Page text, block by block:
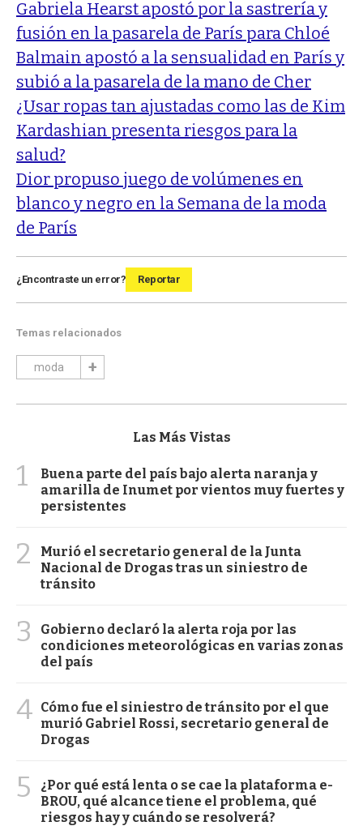
Gabriela Hearst apostó por la sastrería y
fusión en la pasarela de París para Chloé
Balmain apostó a la sensualidad en París y
subió a la pasarela de la mano de Cher
¿Usar ropas tan ajustadas como las de Kim
Kardashian presenta riesgos para la
salud?
Dior propuso juego de volúmenes en
blanco y negro en la Semana de la moda
de París
¿Encontraste un error? Reportar
Temas relacionados
moda
Las Más Vistas
1
Buena parte del país bajo alerta naranja y
amarilla de Inumet por vientos muy fuertes y
persistentes
2
Murió el secretario general de la Junta
Nacional de Drogas tras un siniestro de
tránsito
3
Gobierno declaró la alerta roja por las
condiciones meteorológicas en varias zonas
del país
4 Cómo fue el siniestro de tránsito por el que
murió Gabriel Rossi, secretario general de
Drogas
5
¿Por qué está lenta o se cae la plataforma e-
BROU, qué alcance tiene el problema, qué
riesgos hay y cuándo se resolverá?